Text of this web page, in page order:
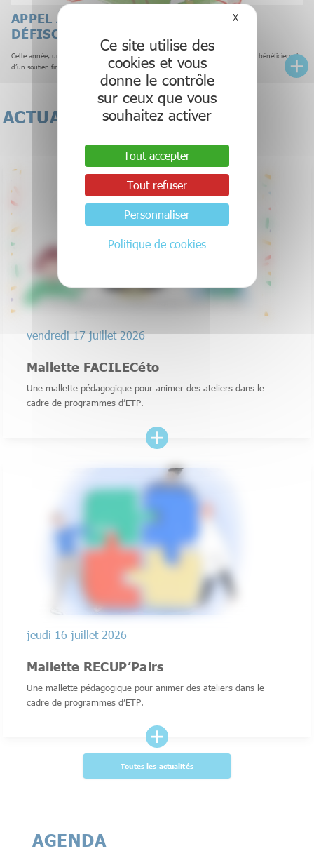
APPEL À PROJET RECHERCHE 2026
DÉFISCIENCE
Cette année, un appel à projet (AAP) est lancé afin de sélectionner 4 projets qui bénéficieront
d’un soutien financier à hauteur de 45 000€.
ACTUALITÉS
vendredi 17 juillet 2026
Mallette FACILECéto
Une mallette pédagogique pour animer des ateliers dans le
cadre de programmes d’ETP.
jeudi 16 juillet 2026
Mallette RECUP’Pairs
Une mallette pédagogique pour animer des ateliers dans le
cadre de programmes d’ETP.
Toutes les actualités
AGENDA
Ce site utilise des
cookies et vous
donne le contrôle
sur ceux que vous
souhaitez activer
Tout accepter
Tout refuser
Personnaliser
Politique de cookies
XMasquer le